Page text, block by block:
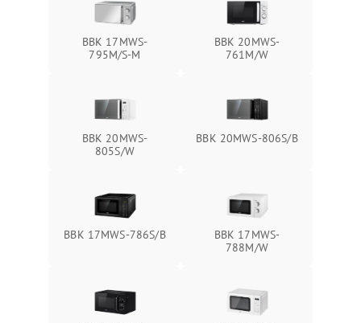
BBK 17MWS-
795M/S-M
BBK 20MWS-
761M/W
BBK 20MWS-
805S/W
BBK 20MWS-806S/B
BBK 17MWS-786S/B
BBK 17MWS-
788M/W